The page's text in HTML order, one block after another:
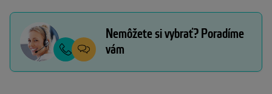
Nemôžete si vybrať? Poradíme
vám